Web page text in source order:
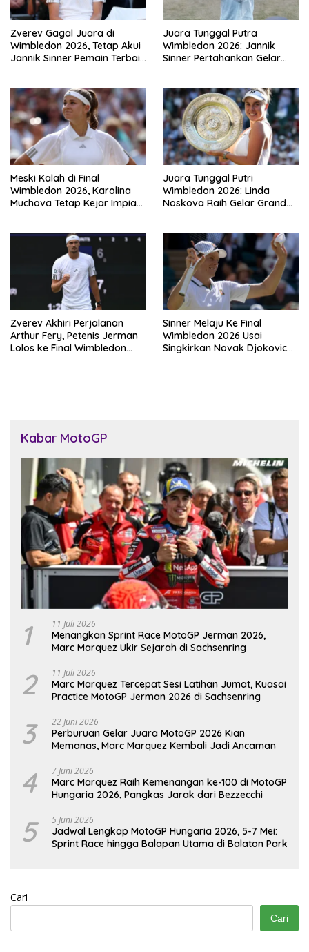
Zverev Gagal Juara di
Wimbledon 2026, Tetap Akui
Jannik Sinner Pemain Terbaik
Juara Tunggal Putra
Wimbledon 2026: Jannik
Sinner Pertahankan Gelar
Meski Kalah di Final
Wimbledon 2026, Karolina
Muchova Tetap Kejar Impian
Juara Tunggal Putri
Wimbledon 2026: Linda
Noskova Raih Gelar Grand
Zverev Akhiri Perjalanan
Arthur Fery, Petenis Jerman
Lolos ke Final Wimbledon
Sinner Melaju Ke Final
Wimbledon 2026 Usai
Singkirkan Novak Djokovic
Kabar MotoGP
1 11 Juli 2026
Menangkan Sprint Race MotoGP Jerman 2026,
Marc Marquez Ukir Sejarah di Sachsenring
2 11 Juli 2026
Marc Marquez Tercepat Sesi Latihan Jumat, Kuasai
Practice MotoGP Jerman 2026 di Sachsenring
3 22 Juni 2026
Perburuan Gelar Juara MotoGP 2026 Kian
Memanas, Marc Marquez Kembali Jadi Ancaman
4 7 Juni 2026
Marc Marquez Raih Kemenangan ke-100 di MotoGP
Hungaria 2026, Pangkas Jarak dari Bezzecchi
5 5 Juni 2026
Jadwal Lengkap MotoGP Hungaria 2026, 5-7 Mei:
Sprint Race hingga Balapan Utama di Balaton Park
Cari
Cari